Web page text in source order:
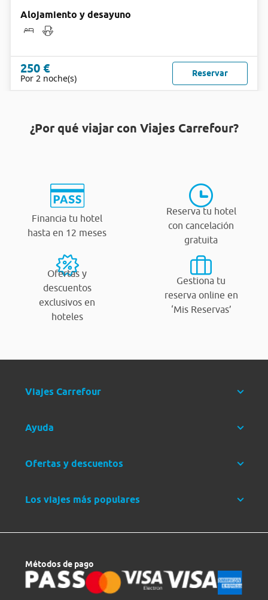
Alojamiento y desayuno
250 €
Por 2 noche(s) Reservar
¿Por qué viajar con Viajes Carrefour?
Financia tu hotel
hasta en 12 meses
Reserva tu hotel
con cancelación
gratuita
Ofertas y
descuentos
exclusivos en
hoteles
Gestiona tu
reserva online en
‘Mis Reservas’
Viajes Carrefour
Ayuda
Ofertas y descuentos
Los viajes más populares
Métodos de pago